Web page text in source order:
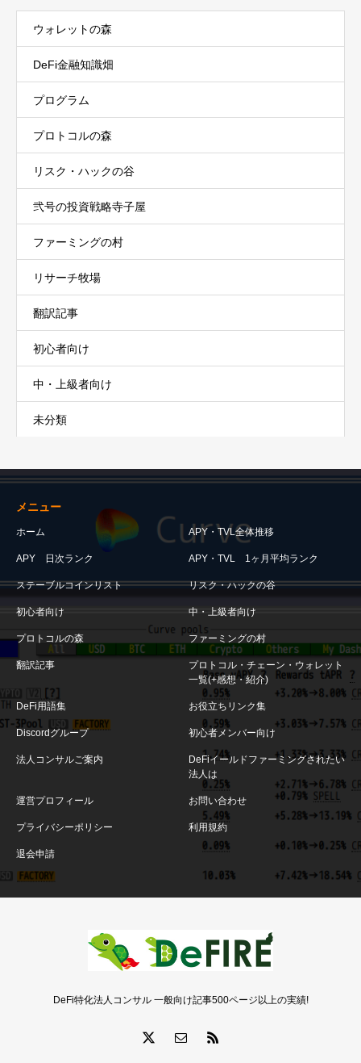
ウォレットの森
DeFi金融知識畑
プログラム
プロトコルの森
リスク・ハックの谷
弐号の投資戦略寺子屋
ファーミングの村
リサーチ牧場
翻訳記事
初心者向け
中・上級者向け
未分類
メニュー
ホーム APY・TVL全体推移
APY 日次ランク APY・TVL 1ヶ月平均ランク
ステーブルコインリスト リスク・ハックの谷
初心者向け 中・上級者向け
プロトコルの森 ファーミングの村
翻訳記事
プロトコル・チェーン・ウォレット
一覧(+感想・紹介)
DeFi用語集 お役立ちリンク集
Discordグループ 初心者メンバー向け
法人コンサルご案内
DeFiイールドファーミングされたい
法人は
運営プロフィール お問い合わせ
プライバシーポリシー 利用規約
退会申請
DeFi特化法人コンサル 一般向け記事500ページ以上の実績!